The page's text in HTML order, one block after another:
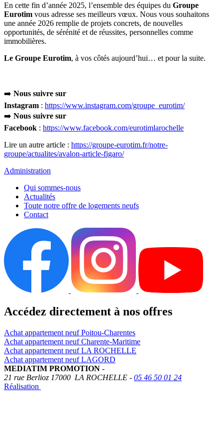
En cette fin d’année 2025, l’ensemble des équipes du Groupe
Eurotim vous adresse ses meilleurs vœux. Nous vous souhaitons
une année 2026 remplie de projets concrets, de nouvelles
opportunités, de sérénité et de réussites, personnelles comme
immobilières.
Le Groupe Eurotim, à vos côtés aujourd’hui… et pour la suite.
➡️ Nous suivre sur
Instagram : https://www.instagram.com/groupe_eurotim/
➡️ Nous suivre sur
Facebook : https://www.facebook.com/eurotimlarochelle
Lire un autre article : https://groupe-eurotim.fr/notre-
groupe/actualites/avalon-article-figaro/
Administration
Qui sommes-nous
Actualités
Toute notre offre de logements neufs
Contact
Accédez directement à nos offres
Achat appartement neuf Poitou-Charentes
Achat appartement neuf Charente-Maritime
Achat appartement neuf LA ROCHELLE
Achat appartement neuf LAGORD
MEDIATIM PROMOTION -
21 rue Berlioz 17000 LA ROCHELLE - 05 46 50 01 24
Réalisation